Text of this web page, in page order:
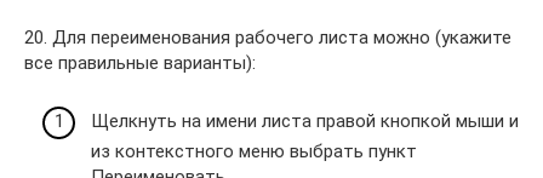
20. Для переименования рабочего листа можно (укажите
все правильные варианты):
Щелкнуть на имени листа правой кнопкой мыши и
из контекстного меню выбрать пункт